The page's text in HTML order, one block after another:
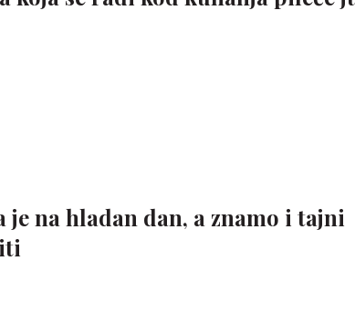
na hladan dan, a znamo i tajni